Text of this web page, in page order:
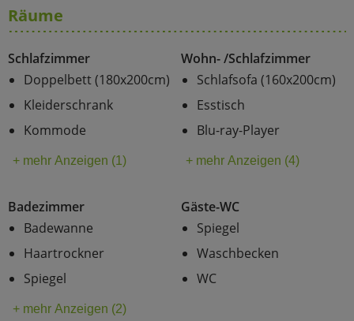
Räume
Schlafzimmer
Doppelbett (180x200cm)
Kleiderschrank
Kommode
+ mehr Anzeigen (1)
Wohn- /Schlafzimmer
Schlafsofa (160x200cm)
Esstisch
Blu-ray-Player
+ mehr Anzeigen (4)
Badezimmer
Badewanne
Haartrockner
Spiegel
+ mehr Anzeigen (2)
Gäste-WC
Spiegel
Waschbecken
WC